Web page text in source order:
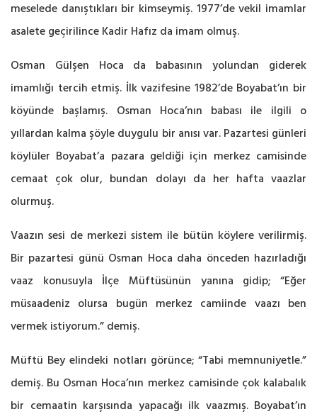
meselede danıştıkları bir kimseymiş. 1977’de vekil imamlar
asalete geçirilince Kadir Hafız da imam olmuş.
Osman Gülşen Hoca da babasının yolundan giderek
imamlığı tercih etmiş. İlk vazifesine 1982’de Boyabat’ın bir
köyünde başlamış. Osman Hoca’nın babası ile ilgili o
yıllardan kalma şöyle duygulu bir anısı var. Pazartesi günleri
köylüler Boyabat’a pazara geldiği için merkez camisinde
cemaat çok olur, bundan dolayı da her hafta vaazlar
olurmuş.
Vaazın sesi de merkezi sistem ile bütün köylere verilirmiş.
Bir pazartesi günü Osman Hoca daha önceden hazırladığı
vaaz konusuyla İlçe Müftüsünün yanına gidip; “Eğer
müsaadeniz olursa bugün merkez camiinde vaazı ben
vermek istiyorum.” demiş.
Müftü Bey elindeki notları görünce; “Tabi memnuniyetle.”
demiş. Bu Osman Hoca’nın merkez camisinde çok kalabalık
bir cemaatin karşısında yapacağı ilk vaazmış. Boyabat’ın